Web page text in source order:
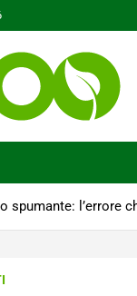
spumante: l’errore